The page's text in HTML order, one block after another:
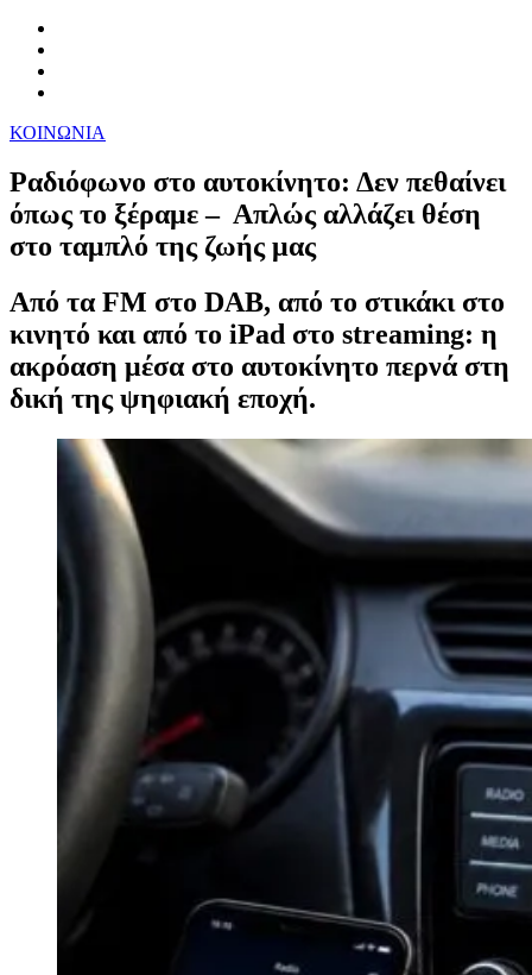
ΚΟΙΝΩΝΙΑ
Ραδιόφωνο στο αυτοκίνητο: Δεν πεθαίνει
όπως το ξέραμε – Απλώς αλλάζει θέση
στο ταμπλό της ζωής μας
Από τα FM στο DAB, από το στικάκι στο
κινητό και από το iPad στο streaming: η
ακρόαση μέσα στο αυτοκίνητο περνά στη
δική της ψηφιακή εποχή.